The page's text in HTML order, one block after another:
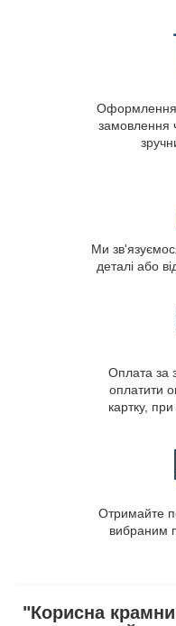
Оформлення
замовлення
Ми
деталі або
Оплата за
оплатити
картку, при
Отримайте
вибраним
"Корисна